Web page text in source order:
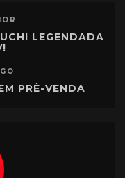
LEGENDADA
PRÉ-VENDA